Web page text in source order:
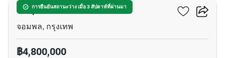
การยืนยันสถานะว่าง เมื่อ 3 สัปดาห์ที่ผ่านมา
มารุ ลาดพร้าว 15
จอมพล, กรุงเทพ
฿4,800,000